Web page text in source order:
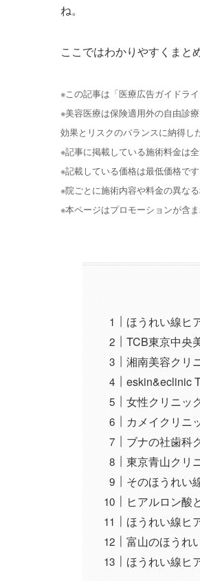
ね。
ここではわかりやすくまと
※この記事は「医療広告ガイドラ
※美容医療は保険適用外の自由診療
効果とリスクのバランスに納得し
※記事に掲載している施術料金は
※記載している価格は最低価格です
※院ごとに施術内容や料金の異な
※本ページはプロモーションが含
ほうれい線ヒ
TCB東京中央
湘南美容クリ
eskin&eclinic
女性クリニッ
カメイクリニ
ブナの社歯科
東京青山クリ
そのほうれい
ヒアルロン酸
ほうれい線ヒ
富山のほうれ
ほうれい線ヒ